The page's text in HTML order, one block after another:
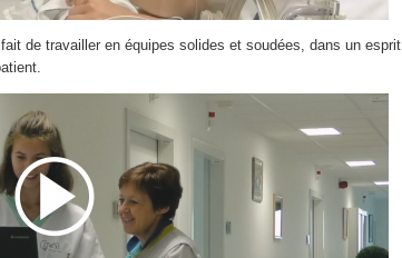
de travailler en équipes solides et soudées, dans un esprit